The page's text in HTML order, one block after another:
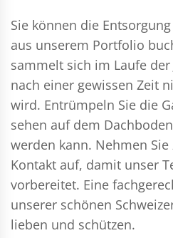
Sie können die
aus unserem Portfolio
sammelt sich im Laufe der
nach einer gewissen Zeit
wird. Entrümpeln Sie die
sehen auf dem
werden kann. Nehmen Sie
Kontakt auf, damit unser
vorbereitet. Eine
unserer schönen
lieben und schützen.